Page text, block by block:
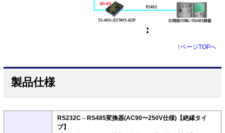
↑ページTOPへ
製品仕様
RS232C⇔RS485変換器(AC90〜250V仕様)【絶縁タイ
プ】